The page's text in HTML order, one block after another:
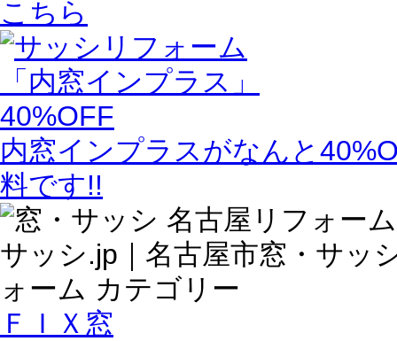
内窓インプラスがなんと
料です!!
ＦＩＸ窓